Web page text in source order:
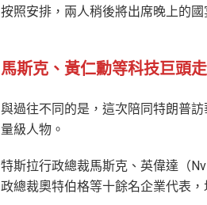
按照安排，兩人稍後將出席晚上的國
馬斯克、黃仁勳等科技巨頭
與過往不同的是，這次陪同特朗普
量級人物。
特斯拉行政總裁馬斯克、英偉達（
政總裁奧特伯格等十餘名企業代表，